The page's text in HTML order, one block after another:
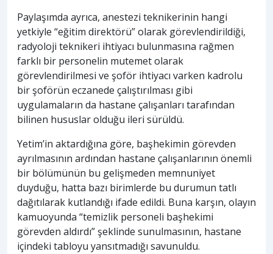
Paylaşımda ayrıca, anestezi teknikerinin hangi
yetkiyle “eğitim direktörü” olarak görevlendirildiği,
radyoloji teknikeri ihtiyacı bulunmasına rağmen
farklı bir personelin mutemet olarak
görevlendirilmesi ve şoför ihtiyacı varken kadrolu
bir şoförün eczanede çalıştırılması gibi
uygulamaların da hastane çalışanları tarafından
bilinen hususlar olduğu ileri sürüldü.
Yetim’in aktardığına göre, başhekimin görevden
ayrılmasının ardından hastane çalışanlarının önemli
bir bölümünün bu gelişmeden memnuniyet
duyduğu, hatta bazı birimlerde bu durumun tatlı
dağıtılarak kutlandığı ifade edildi. Buna karşın, olayın
kamuoyunda “temizlik personeli başhekimi
görevden aldırdı” şeklinde sunulmasının, hastane
içindeki tabloyu yansıtmadığı savunuldu.